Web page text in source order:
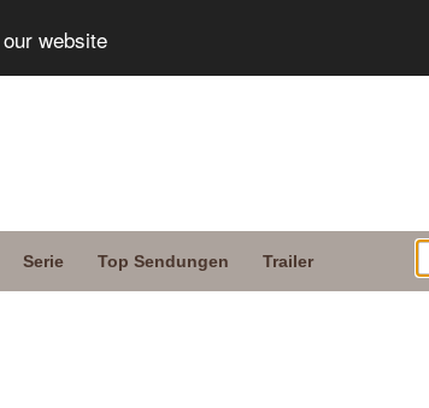
website
Serie Top Sendungen Trailer